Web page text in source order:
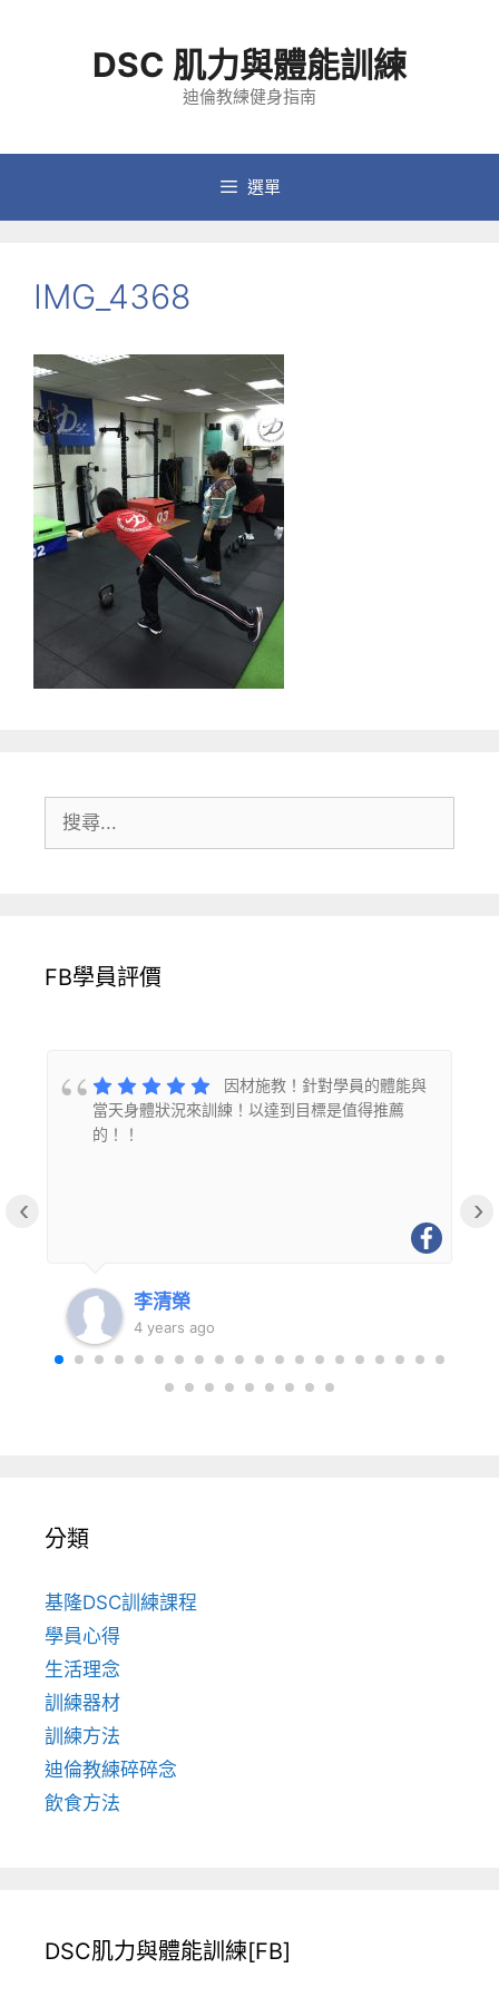
容
DSC 肌力與體能訓練
迪倫教練健身指南
選單
IMG_4368
尋:
FB學員評價
因材施教！針對學員的體能與
當天身體狀況來訓練！以達到目標是值得推薦
的！！
李清榮
4 years ago
‹ ›
分類
基隆DSC訓練課程
學員心得
生活理念
訓練器材
訓練方法
迪倫教練碎碎念
飲食方法
DSC肌力與體能訓練[FB]